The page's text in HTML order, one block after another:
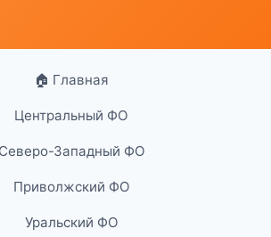
🏠 Главная
Центральный ФО
Северо-Западный ФО
Приволжский ФО
Уральский ФО